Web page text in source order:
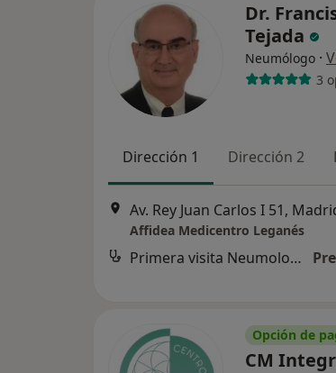
Dr.
Tejada
Neumólogo ·
3
Dirección 1 Dirección 2
Av. Rey Juan Carlos I 51,
Affidea Medicentro Leganés
Primera visita Neumología
Opción de
CM